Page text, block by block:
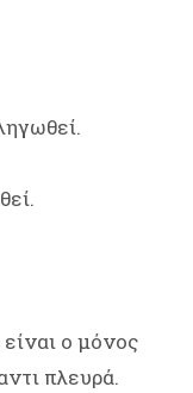
ο μόνος
πλευρά.